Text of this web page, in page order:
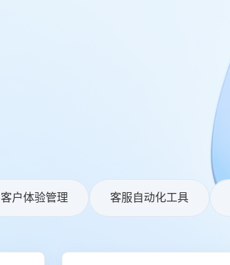
客户体验管理 客服自动化工具